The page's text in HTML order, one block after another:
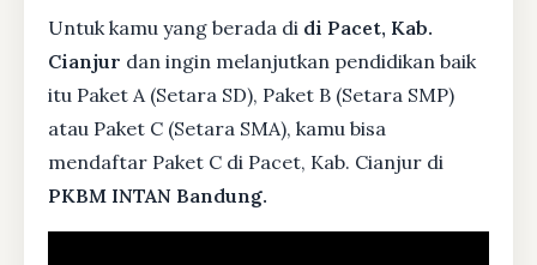
Untuk kamu yang berada di di Pacet, Kab.
Cianjur dan ingin melanjutkan pendidikan baik
itu Paket A (Setara SD), Paket B (Setara SMP)
atau Paket C (Setara SMA), kamu bisa
mendaftar Paket C di Pacet, Kab. Cianjur di
PKBM INTAN Bandung.